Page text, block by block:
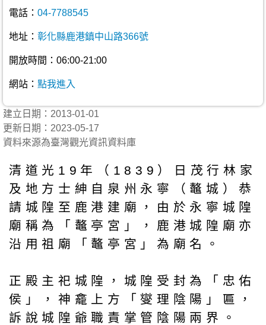
電話： 04-7788545
地址： 彰化縣鹿港鎮中山路366號
開放時間：06:00-21:00
網站： 點我進入
建立日期：2013-01-01
更新日期：2023-05-17
資料來源為臺灣觀光資訊資料庫
清道光19年（1839）日茂行林家
及地方士紳自泉州永寧（鼇城）恭
請城隍至鹿港建廟，由於永寧城隍
廟稱為「鼇亭宮」，鹿港城隍廟亦
沿用祖廟「鼇亭宮」為廟名。
正殿主祀城隍，城隍受封為「忠佑
侯」，神龕上方「燮理陰陽」匾，
訴說城隍爺職責掌管陰陽兩界。